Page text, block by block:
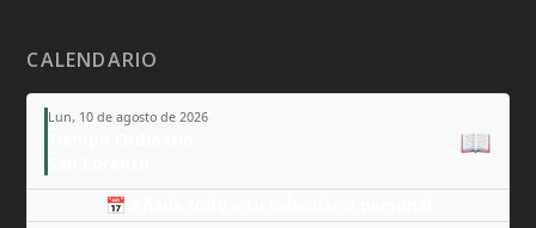
CALENDARIO
Lun, 10 de agosto de 2026
📖
📅 Añade todo a tu calendario personal